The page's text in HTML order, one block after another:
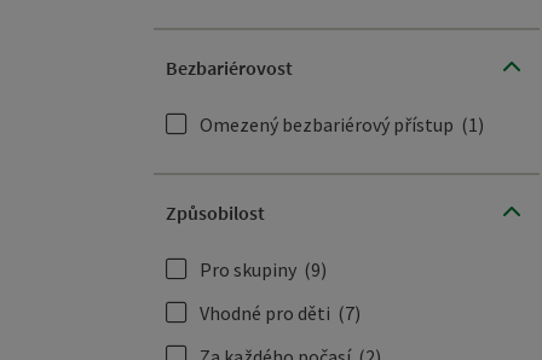
Bezbariérovost
Omezený bezbariérový přístup (1)
Způsobilost
Pro skupiny (9)
Vhodné pro děti (7)